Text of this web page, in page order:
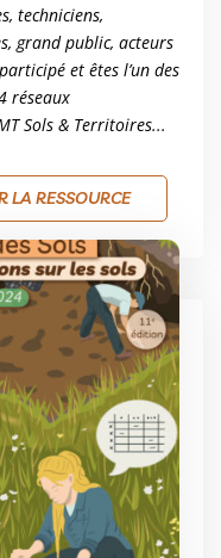
techniciens,
grand public, acteurs
et êtes l’un des
réseaux
Sols & Territoires...
LA RESSOURCE